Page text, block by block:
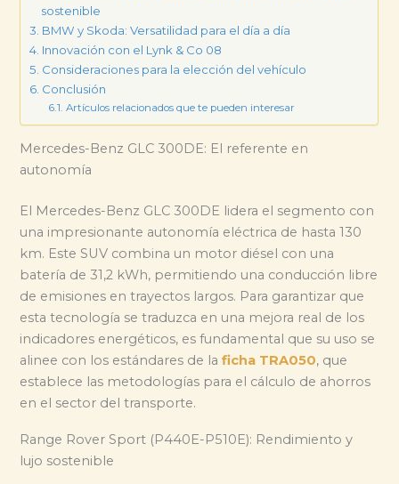
sostenible
BMW y Skoda: Versatilidad para el día a día
Innovación con el Lynk & Co 08
Consideraciones para la elección del vehículo
Conclusión
Artículos relacionados que te pueden interesar
Mercedes-Benz GLC 300DE: El referente en
autonomía
El Mercedes-Benz GLC 300DE lidera el segmento con
una impresionante autonomía eléctrica de hasta 130
km. Este SUV combina un motor diésel con una
batería de 31,2 kWh, permitiendo una conducción libre
de emisiones en trayectos largos. Para garantizar que
esta tecnología se traduzca en una mejora real de los
indicadores energéticos, es fundamental que su uso se
alinee con los estándares de laficha TRA050, que
establece las metodologías para el cálculo de ahorros
en el sector del transporte.
Range Rover Sport (P440E-P510E): Rendimiento y
lujo sostenible